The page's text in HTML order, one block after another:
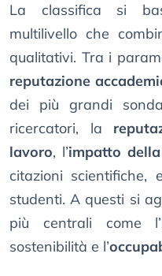
La classifica si
multilivello che
qualitativi. Tra i
reputazione
dei più grandi
ricercatori, la
lavoro, l’impatto
citazioni
studenti. A questi si
più centrali come l’
sostenibilità e l’